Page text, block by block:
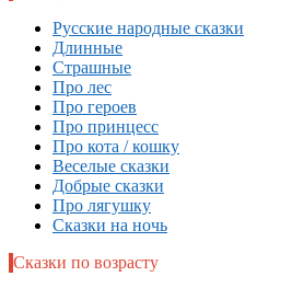
Русские народные сказки
Длинные
Страшные
Про лес
Про героев
Про принцесс
Про кота / кошку
Веселые сказки
Добрые сказки
Про лягушку
Сказки на ночь
Сказки по возрасту